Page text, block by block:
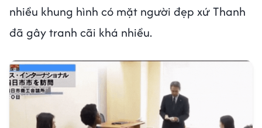
nhiều khung hình có mặt người đẹp xứ Thanh
đã gây tranh cãi khá nhiều.